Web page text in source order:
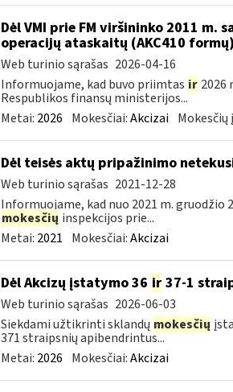
Dėl VMI prie FM viršininko 2011 m.
operacijų ataskaitų (AKC410
Web turinio sąrašas 2026-04-16
Informuojame, kad buvo priimtas ir 2026
Respublikos finansų ministerijos...
Metai: 2026 Mokesčiai:Akcizai
Dėl teisės aktų pripažinimo
Web turinio sąrašas 2021-12-28
Informuojame, kad nuo 2021 m.
mokesčių inspekcijos prie...
Metai: 2021 Mokesčiai:Akcizai
Dėl Akcizų įstatymo 36 ir37-1
Web turinio sąrašas 2026-06-03
Siekdami užtikrinti sklandų mokesčių
371 straipsnių apibendrintus...
Metai: 2026 Mokesčiai:Akcizai